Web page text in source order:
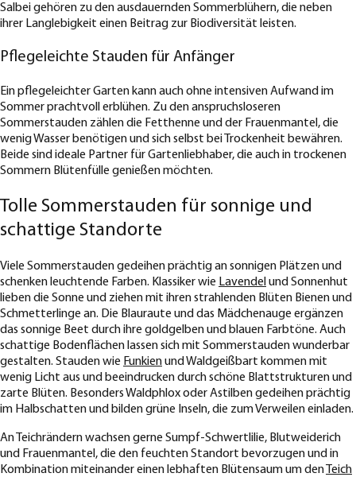
Salbei gehören zu den ausdauernden Sommerblühern, die neben
ihrer Langlebigkeit einen Beitrag zur Biodiversität leisten.
Pflegeleichte Stauden für Anfänger
Ein pflegeleichter Garten kann auch ohne intensiven Aufwand im
Sommer prachtvoll erblühen. Zu den anspruchsloseren
Sommerstauden zählen die Fetthenne und der Frauenmantel, die
wenig Wasser benötigen und sich selbst bei Trockenheit bewähren.
Beide sind ideale Partner für Gartenliebhaber, die auch in trockenen
Sommern Blütenfülle genießen möchten.
Tolle Sommerstauden für sonnige und
schattige Standorte
Viele Sommerstauden gedeihen prächtig an sonnigen Plätzen und
schenken leuchtende Farben. Klassiker wie Lavendel und Sonnenhut
lieben die Sonne und ziehen mit ihren strahlenden Blüten Bienen und
Schmetterlinge an. Die Blauraute und das Mädchenauge ergänzen
das sonnige Beet durch ihre goldgelben und blauen Farbtöne. Auch
schattige Bodenflächen lassen sich mit Sommerstauden wunderbar
gestalten. Stauden wie Funkienund Waldgeißbart kommen mit
wenig Licht aus und beeindrucken durch schöne Blattstrukturen und
zarte Blüten. Besonders Waldphlox oder Astilben gedeihen prächtig
im Halbschatten und bilden grüne Inseln, die zum Verweilen einladen.
An Teichrändern wachsen gerne Sumpf-Schwertlilie, Blutweiderich
und Frauenmantel, die den feuchten Standort bevorzugen und in
Kombination miteinander einen lebhaften Blütensaum um den Teich